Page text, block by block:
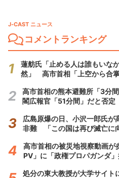
J-CAST ニュース
コメントランキング
蓮舫氏「止める人は誰もいな
然」 高市首相「上空から合
高市首相の熊本避難所「3分
閣広報官「51分間」だと否定
広島原爆の日、小沢一郎氏が
非難 「この国は再び滅亡に
高市首相の被災地視察動画
PV」に「政権プロパガンダ
処分の東大教授が大学サイト